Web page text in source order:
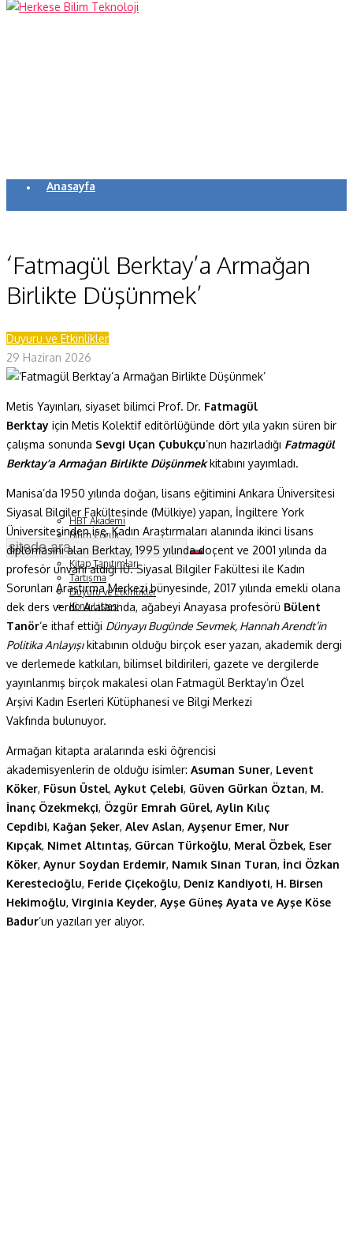
Anasayfa
Makaleler
Dergi Sayıları
Yaşam Bilimleri
Sağlık
Fizik ve Uzay
Gezegenimiz
Teknoyaşam
Fazlası
HBT Akademi
Bilim Çocuk
Soru ve Yanıt
Kitap Tanıtımları
Tartışma
Duyuru ve Etkinlikler
Konu Listesi
‘Fatmagül Berktay’a Armağan
Birlikte Düşünmek’
Duyuru ve Etkinlikler
29 Haziran 2026
Metis Yayınları, siyaset bilimci Prof. Dr. Fatmagül
Berktay için Metis Kolektif editörlüğünde dört yıla yakın süren bir
çalışma sonunda Sevgi Uçan Çubukçu’nun hazırladığı Fatmagül
Berktay’a Armağan Birlikte Düşünmek kitabını yayımladı.
Manisa’da 1950 yılında doğan, lisans eğitimini Ankara Üniversitesi
Siyasal Bilgiler Fakültesinde (Mülkiye) yapan, İngiltere York
Üniversitesinden ise, Kadın Araştırmaları alanında ikinci lisans
diplomasını alan Berktay, 1995 yılında doçent ve 2001 yılında da
profesör unvanı aldığı İÜ. Siyasal Bilgiler Fakültesi ile Kadın
Sorunları Araştırma Merkezi bünyesinde, 2017 yılında emekli olana
dek ders verdi. Aralarında, ağabeyi Anayasa profesörü Bülent
Tanör‘e ithaf ettiği Dünyayı Bugünde Sevmek, Hannah Arendt’in
Politika Anlayışıkitabının olduğu birçok eser yazan, akademik dergi
ve derlemede katkıları, bilimsel bildirileri, gazete ve dergilerde
yayınlanmış birçok makalesi olan Fatmagül Berktay’ın Özel
Arşivi Kadın Eserleri Kütüphanesi ve Bilgi Merkezi
Vakfında bulunuyor.
Armağan kitapta aralarında eski öğrencisi
akademisyenlerin de olduğu isimler: Asuman Suner, Levent
Köker, Füsun Üstel, Aykut Çelebi, Güven Gürkan Öztan, M.
İnanç Özekmekçi, Özgür Emrah Gürel, Aylin Kılıç
Cepdibi, Kağan Şeker, Alev Aslan, Ayşenur Emer, Nur
Kıpçak, Nimet Altıntaş, Gürcan Türkoğlu, Meral Özbek, Eser
Köker, Aynur Soydan Erdemir, Namık Sinan Turan, İnci Özkan
Kerestecioğlu, Feride Çiçekoğlu, Deniz Kandiyoti, H. Birsen
Hekimoğlu, Virginia Keyder, Ayşe Güneş Ayata ve Ayşe Köse
Badur’un yazıları yer alıyor.